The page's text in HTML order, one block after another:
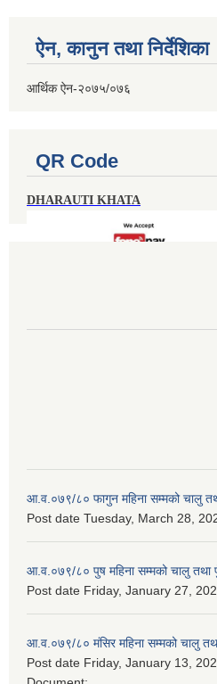
ऐन, कानुन तथा निर्देशिका
आर्थिक ऐन-२०७५/०७६
QR Code
DHARAUTI KHATA
आ.व.०७९/८० फागुन महिना सम्मको चालु
Post date Tuesday, March 28,
आ.व.०७९/८० पुष महिना सम्मको चालु तथा
Post date Friday, January 27,
आ.व.०७९/८० मंसिर महिना सम्मको चालु
Post date Friday, January 13,